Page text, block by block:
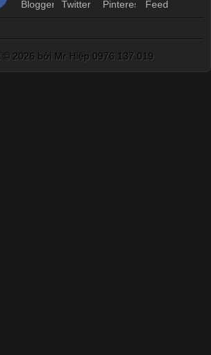
bền màu. Đặc biệt, kỹ thuật này được ứng
© 2026 bởi Mr Hiệp 0976.137.019